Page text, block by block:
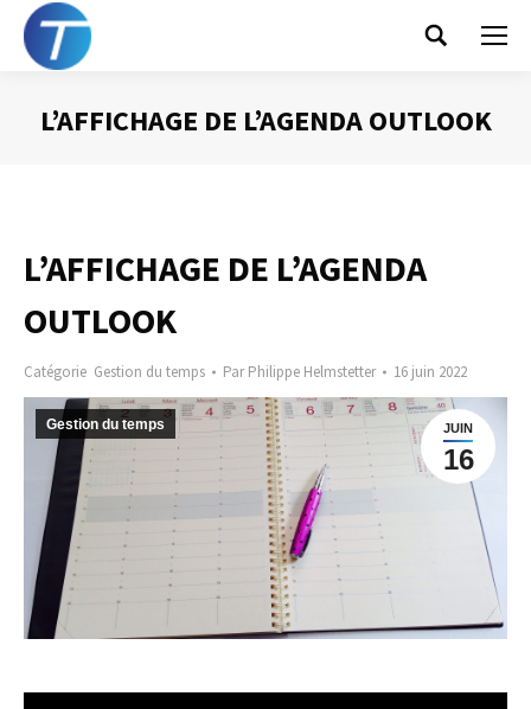
Search:
L’AFFICHAGE DE L’AGENDA OUTLOOK
L’AFFICHAGE DE L’AGENDA
OUTLOOK
Catégorie Gestion du temps ParPhilippe Helmstetter 16 juin 2022
JUIN
16
Gestion du temps